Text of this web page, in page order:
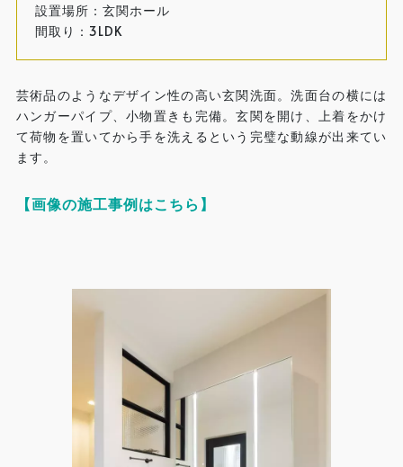
設置場所：玄関ホール
間取り：3LDK
芸術品のようなデザイン性の高い玄関洗面。洗面台の横には
ハンガーパイプ、小物置きも完備。玄関を開け、上着をかけ
て荷物を置いてから手を洗えるという完璧な動線が出来てい
ます。
【画像の施工事例はこちら】